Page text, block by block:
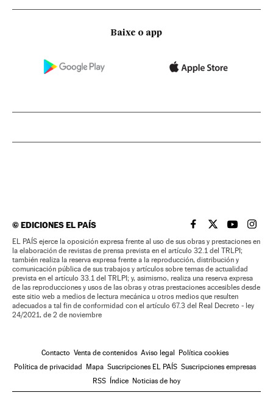
Baixe o app
©EDICIONES EL PAÍS EL PAÍS BRASIL EN
EL PAÍSEL PAÍS
EL
EL PAÍS ejerce la oposición expresa frente al uso de sus obras y prestaciones en
la elaboración de revistas de prensa prevista en el artículo 32.1 del TRLPI;
también realiza la reserva expresa frente a la reproducción, distribución y
comunicación pública de sus trabajos y artículos sobre temas de actualidad
prevista en el artículo 33.1 del TRLPI; y, asimismo, realiza una reserva expresa
de las reproducciones y usos de las obras y otras prestaciones accesibles desde
este sitio web a medios de lectura mecánica u otros medios que resulten
adecuados a tal fin de conformidad con el artículo 67.3 del Real Decreto - ley
24/2021, de 2 de noviembre
Contacto Venta de contenidos Aviso legal
Política cookies
Política de privacidad
Mapa Suscripciones EL PAÍS Suscripciones empresas
RSS
Índice Noticias de hoy